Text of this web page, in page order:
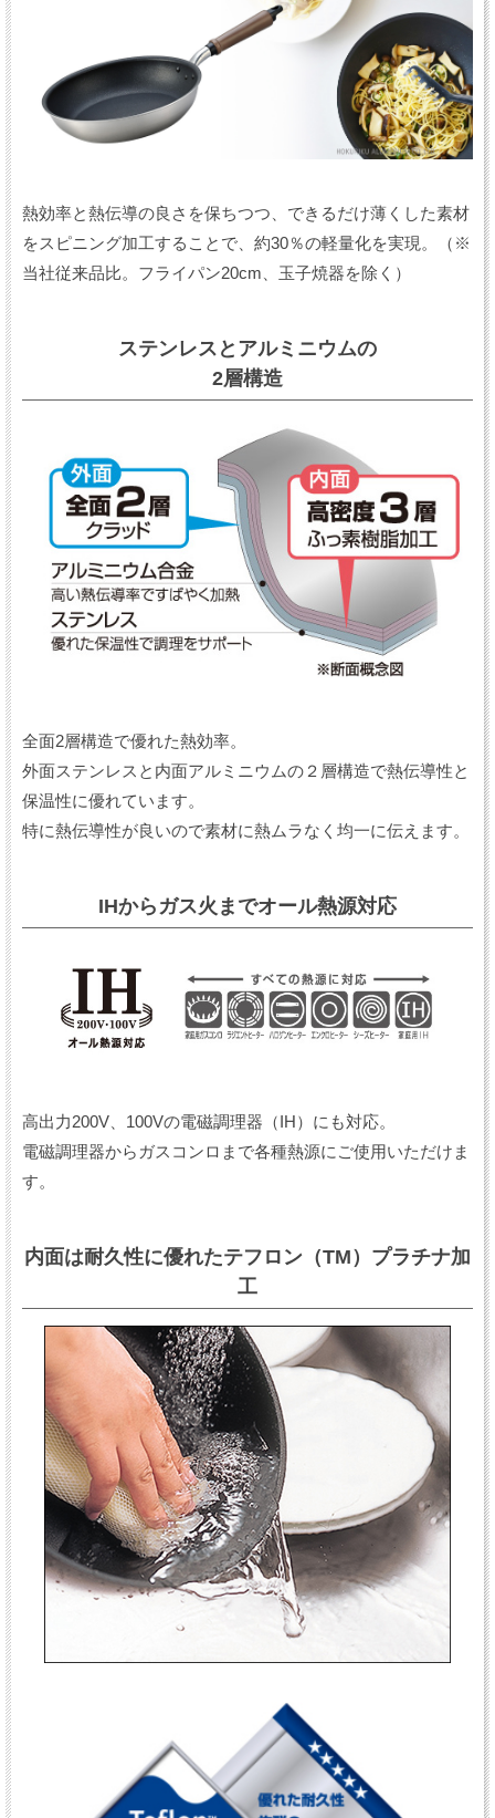
熱効率と熱伝導の良さを保ちつつ、できるだけ薄くした素材
をスピニング加⼯することで、約30％の軽量化を実現。（※
当社従来品⽐。フライパン20cm、玉子焼器を除く）
ステンレスとアルミニウムの
2層構造
全面2層構造で優れた熱効率。
外面ステンレスと内面アルミニウムの２層構造で熱伝導性と
保温性に優れています。
特に熱伝導性が良いので素材に熱ムラなく均一に伝えます。
IHからガス火までオール熱源対応
高出力200V、100Vの電磁調理器（IH）にも対応。
電磁調理器からガスコンロまで各種熱源にご使用いただけま
す。
内面は耐久性に優れたテフロン（TM）プラチナ加
工